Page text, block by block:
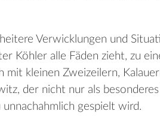
Verwicklungen und
Köhler alle Fäden zieht, zu
mit kleinen Zweizeilern,
der nicht nur als
unnachahmlich gespielt wird.